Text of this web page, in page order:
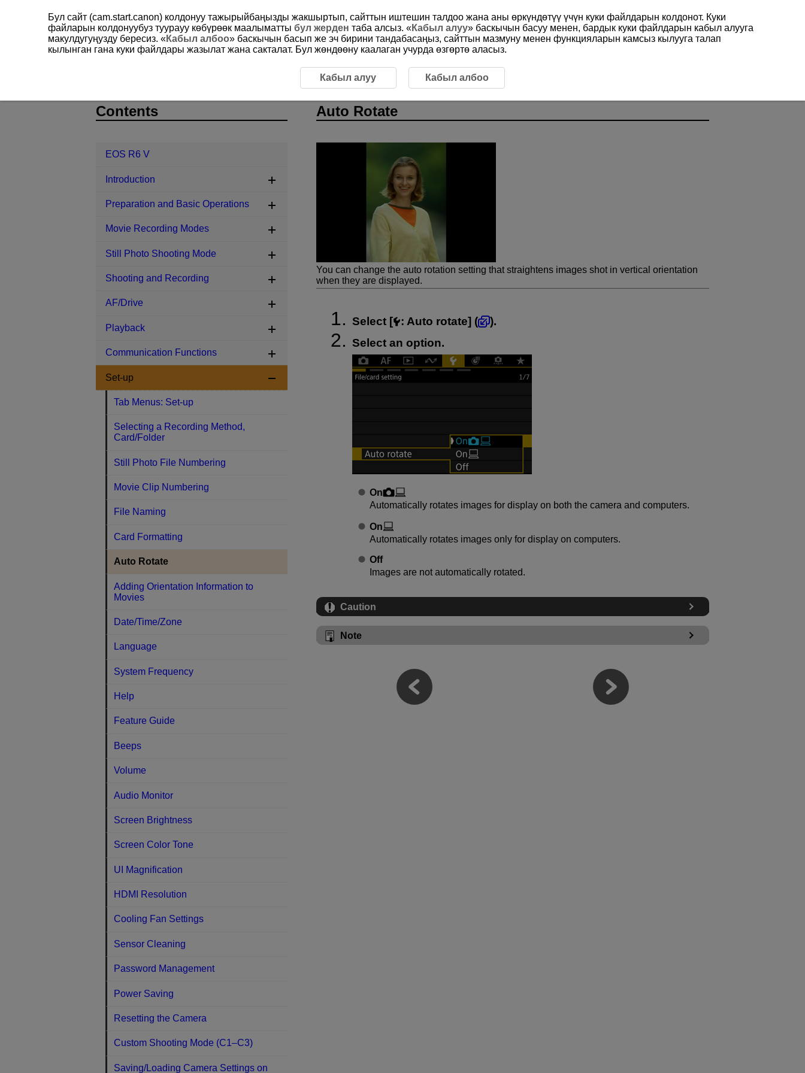
EOS R6 V Set-up
Auto Rotate
You can change the auto rotation setting that straightens images shot in vertical orientation
when they are displayed.
Select [ : Auto rotate] (
).
Select an option.
On
Automatically rotates images for display on both the camera and computers.
On
Automatically rotates images only for display on computers.
Off
Images are not automatically rotated.
Caution
Note
Contents
EOS R6 V
Introduction
Preparation and Basic Operations
Movie Recording Modes
Still Photo Shooting Mode
Shooting and Recording
AF/Drive
Playback
Communication Functions
Set-up
Tab Menus: Set-up
Selecting a Recording Method,
Card/Folder
Still Photo File Numbering
Movie Clip Numbering
File Naming
Card Formatting
Auto Rotate
Adding Orientation Information to
Movies
Date/Time/Zone
Language
System Frequency
Help
Feature Guide
Beeps
Volume
Audio Monitor
Screen Brightness
Screen Color Tone
UI Magnification
HDMI Resolution
Cooling Fan Settings
Sensor Cleaning
Password Management
Power Saving
Resetting the Camera
Custom Shooting Mode (C1–C3)
Saving/Loading Camera Settings on
Бул сайт (cam.start.canon) колдонуу тажырыйбаңызды жакшыртып, сайттын иштешин талдоо жана аны өркүндөтүү үчүн куки файлдарын колдонот. Куки
файларын колдонуубуз туурауу көбүрөөк маалыматты бул жерден таба алсыз. «Кабыл алуу» баскычын басуу менен, бардык куки файлдарын кабыл алууга
макулдугуңузду бересиз. «Кабыл албоо» баскычын басып же эч бирини тандабасаңыз, сайттын мазмуну менен функцияларын камсыз кылууга талап
кылынган гана куки файлдары жазылат жана сакталат. Бул жөндөөну каалаган учурда өзгөртө аласыз.
Кабыл алуу Кабыл албоо